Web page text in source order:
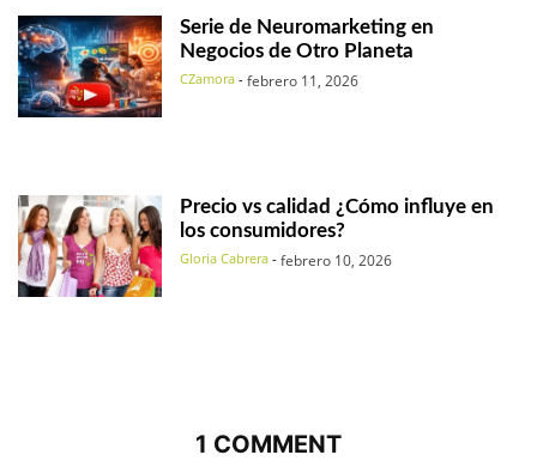
Serie de Neuromarketing en
Negocios de Otro Planeta
CZamora - febrero 11, 2026
Precio vs calidad ¿Cómo influye en
los consumidores?
Gloria Cabrera - febrero 10, 2026
1 COMMENT